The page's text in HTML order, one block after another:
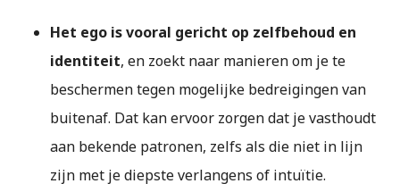
Het ego is vooral gericht op zelfbehoud en
identiteit, en zoekt naar manieren om je te
beschermen tegen mogelijke bedreigingen van
buitenaf. Dat kan ervoor zorgen dat je vasthoudt
aan bekende patronen, zelfs als die niet in lijn
zijn met je diepste verlangens of intuïtie.